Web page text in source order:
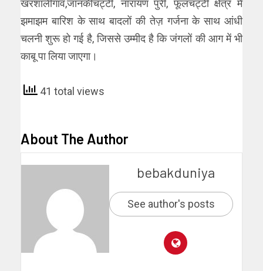
खरशालीगांव,जानकीचट्टी, नारायण पुरी, फूलचट्टी क्षेत्र में
झमाझम बारिश के साथ बादलों की तेज़ गर्जना के साथ आंधी
चलनी शुरू हो गई है, जिससे उम्मीद है कि जंगलों की आग में भी
काबू पा लिया जाएगा।
41 total views
About The Author
bebakduniya
See author's posts